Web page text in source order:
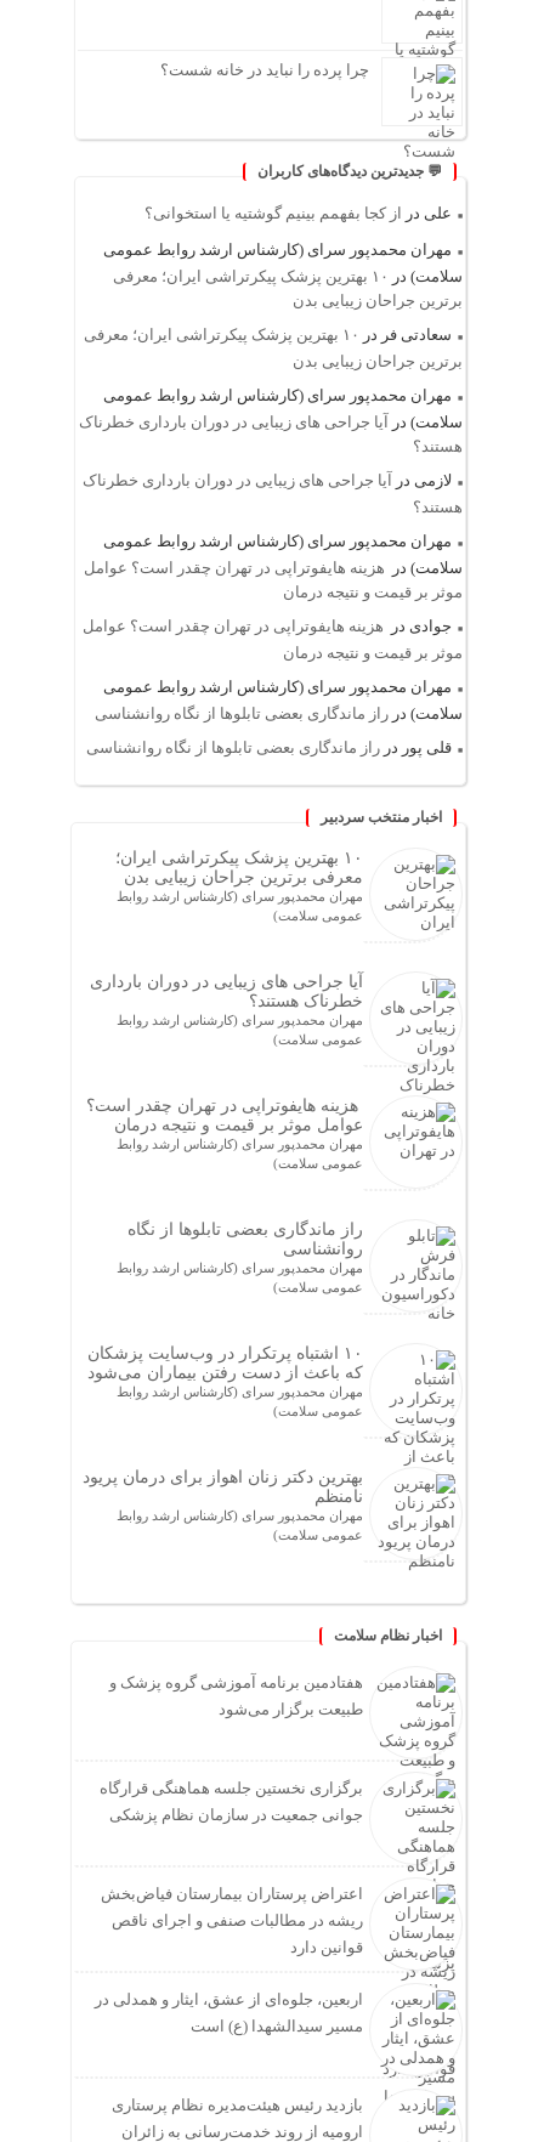
چرا پرده را نباید در خانه شست؟
💬 جدیدترین دیدگاه‌های کاربران
علی در
از کجا بفهمم بینیم گوشتیه یا استخوانی؟
مهران محمدپور سرای (کارشناس ارشد روابط عمومی
سلامت) در
۱۰ بهترین پزشک پیکرتراشی ایران؛ معرفی
برترین جراحان زیبایی بدن
سعادتی فر در
۱۰ بهترین پزشک پیکرتراشی ایران؛ معرفی
برترین جراحان زیبایی بدن
مهران محمدپور سرای (کارشناس ارشد روابط عمومی
سلامت) در
آیا جراحی های زیبایی در دوران بارداری خطرناک
هستند؟
لازمی در
آیا جراحی های زیبایی در دوران بارداری خطرناک
هستند؟
مهران محمدپور سرای (کارشناس ارشد روابط عمومی
سلامت) در
هزینه هایفوتراپی در تهران چقدر است؟ عوامل
موثر بر قیمت و نتیجه درمان
جوادی در
هزینه هایفوتراپی در تهران چقدر است؟ عوامل
موثر بر قیمت و نتیجه درمان
مهران محمدپور سرای (کارشناس ارشد روابط عمومی
سلامت) در راز ماندگاری بعضی تابلوها از نگاه روانشناسی
قلی پور در راز ماندگاری بعضی تابلوها از نگاه روانشناسی
اخبار منتخب سردبیر
۱۰ بهترین پزشک پیکرتراشی ایران؛
معرفی برترین جراحان زیبایی بدن
مهران محمدپور سرای (کارشناس ارشد روابط
عمومی سلامت)
آیا جراحی های زیبایی در دوران بارداری
خطرناک هستند؟
مهران محمدپور سرای (کارشناس ارشد روابط
عمومی سلامت)
هزینه هایفوتراپی در تهران چقدر است؟
عوامل موثر بر قیمت و نتیجه درمان
مهران محمدپور سرای (کارشناس ارشد روابط
عمومی سلامت)
راز ماندگاری بعضی تابلوها از نگاه
روانشناسی
مهران محمدپور سرای (کارشناس ارشد روابط
عمومی سلامت)
۱۰ اشتباه پرتکرار در وب‌سایت پزشکان
که باعث از دست رفتن بیماران می‌شود
مهران محمدپور سرای (کارشناس ارشد روابط
عمومی سلامت)
بهترین دکتر زنان اهواز برای درمان پریود
نامنظم
مهران محمدپور سرای (کارشناس ارشد روابط
عمومی سلامت)
اخبار نظام سلامت
هفتادمین برنامه آموزشی گروه پزشک و
طبیعت برگزار می‌شود
برگزاری نخستین جلسه هماهنگی قرارگاه
جوانی جمعیت در سازمان نظام پزشکی
اعتراض پرستاران بیمارستان فیاض‌بخش
ریشه در مطالبات صنفی و اجرای ناقص
قوانین دارد
اربعین، جلوه‌ای از عشق، ایثار و همدلی در
مسیر سیدالشهدا (ع) است
بازدید رئیس هیئت‌مدیره نظام پرستاری
ارومیه از روند خدمت‌رسانی به زائران